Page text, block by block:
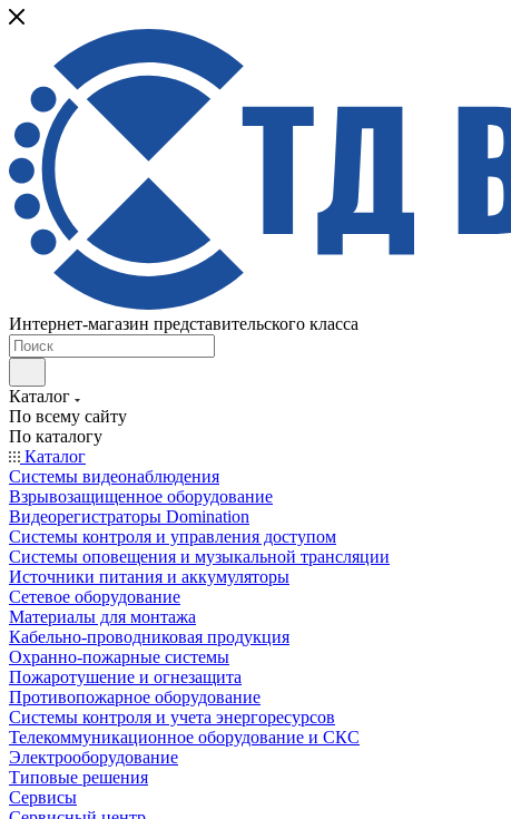
Интернет-магазин представительского класса
Каталог
По всему сайту
По каталогу
Каталог
Системы видеонаблюдения
Взрывозащищенное оборудование
Видеорегистраторы Domination
Системы контроля и управления доступом
Системы оповещения и музыкальной трансляции
Источники питания и аккумуляторы
Сетевое оборудование
Материалы для монтажа
Кабельно-проводниковая продукция
Охранно-пожарные системы
Пожаротушение и огнезащита
Противопожарное оборудование
Системы контроля и учета энергоресурсов
Телекоммуникационное оборудование и СКС
Электрооборудование
Типовые решения
Сервисы